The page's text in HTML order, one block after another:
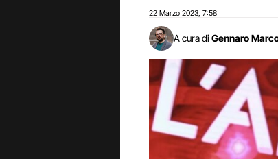
22 Marzo 2023 7:58
A cura di Gennaro